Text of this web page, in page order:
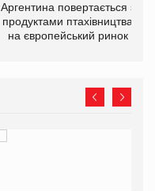
Аргентина повертається з
продуктами птахівництва
на європейський ринок